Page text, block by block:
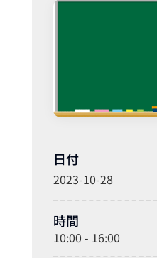
日付
2023-10-28
時間
10:00 - 16:00